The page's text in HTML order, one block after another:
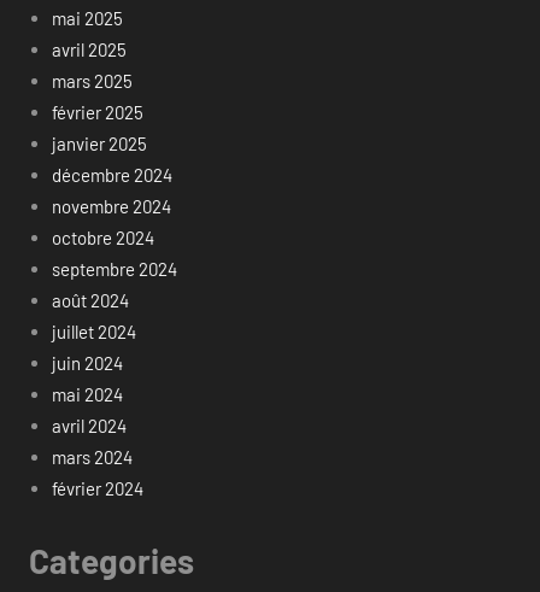
mai 2025
avril 2025
mars 2025
février 2025
janvier 2025
décembre 2024
novembre 2024
octobre 2024
septembre 2024
août 2024
juillet 2024
juin 2024
mai 2024
avril 2024
mars 2024
février 2024
Categories